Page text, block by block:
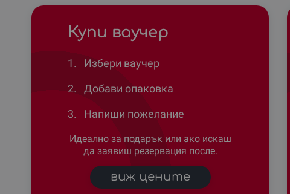
Купи ваучер
1.
Избери ваучер
2.
Добави опаковка
3.
Напиши пожелание
Идеално за подарък или ако искаш
да заявиш резервация после.
виж цените